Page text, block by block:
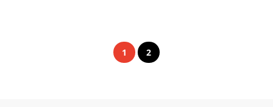
1 2